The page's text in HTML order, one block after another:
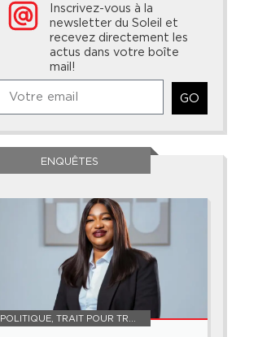
Inscrivez-vous à la
newsletter du Soleil et
recevez directement les
actus dans votre boîte
mail!
GO
ENQUÊTES
POLITIQUE, TRAIT POUR TRAIT